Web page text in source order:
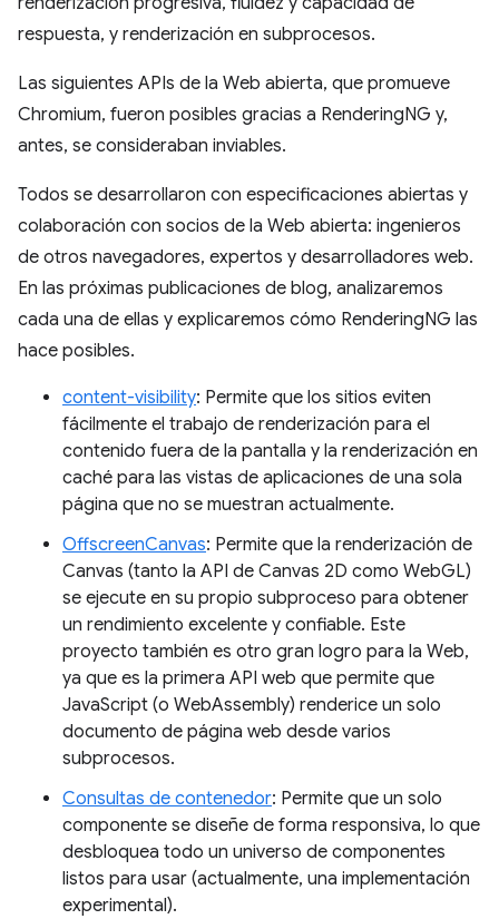
respuesta, y renderización en subprocesos.
Las siguientes APIs de la Web abierta, que promueve
Chromium, fueron posibles gracias a RenderingNG y,
antes, se consideraban inviables.
Todos se desarrollaron con especificaciones abiertas y
colaboración con socios de la Web abierta: ingenieros
de otros navegadores, expertos y desarrolladores web.
En las próximas publicaciones de blog, analizaremos
cada una de ellas y explicaremos cómo RenderingNG las
hace posibles.
content-visibility: Permite que los sitios eviten
fácilmente el trabajo de renderización para el
contenido fuera de la pantalla y la renderización en
caché para las vistas de aplicaciones de una sola
página que no se muestran actualmente.
OffscreenCanvas: Permite que la renderización de
Canvas (tanto la API de Canvas 2D como WebGL)
se ejecute en su propio subproceso para obtener
un rendimiento excelente y confiable. Este
proyecto también es otro gran logro para la Web,
ya que es la primera API web que permite que
JavaScript (o WebAssembly) renderice un solo
documento de página web desde varios
subprocesos.
Consultas de contenedor: Permite que un solo
componente se diseñe de forma responsiva, lo que
desbloquea todo un universo de componentes
listos para usar (actualmente, una implementación
experimental).